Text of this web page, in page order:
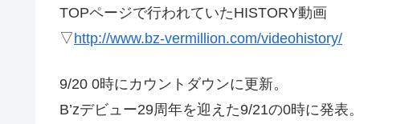
TOPページで行われていたHISTORY動画
▽http://www.bz-vermillion.com/videohistory/
9/20 0時にカウントダウンに更新。
B’zデビュー29周年を迎えた9/21の0時に発表。